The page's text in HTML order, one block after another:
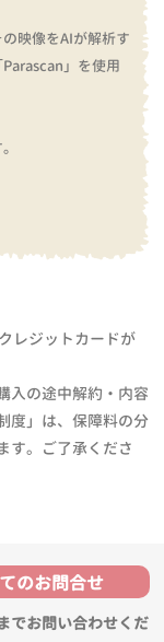
映像をAIが解析す
」を使用
レジットカードが
入の途中解約・内容
度」は、保障料の分
す。ご了承くださ
のお問合せ
でお問い合わせくだ